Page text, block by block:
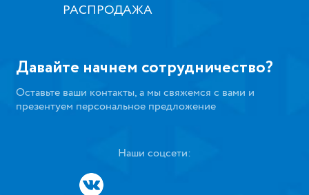
РАСПРОДАЖА
Давайте начнем сотрудничество?
Оставьте ваши контакты, а мы свяжемся с вами и
презентуем персональное предложение
Наши соцсети: